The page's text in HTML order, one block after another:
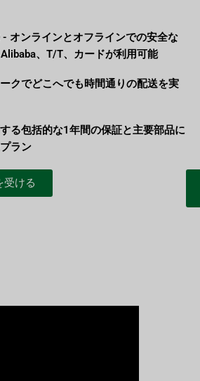
オンラインとオフラインでの安全な
、T/T、カードが利用可能
クでどこへでも時間通りの配送を実
る包括的な1年間の保証と主要部品に
ラン
受ける